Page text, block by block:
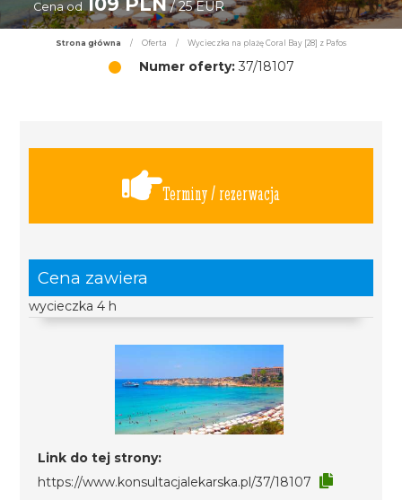
Cena od / 25 EUR
Strona główna / Oferta / Wycieczka na plażę Coral Bay [28] z Pafos
Numer oferty:37/18107
Terminy / rezerwacja
Cena zawiera
wycieczka 4 h
Link do tej strony:
https://www.konsultacjalekarska.pl/37/18107